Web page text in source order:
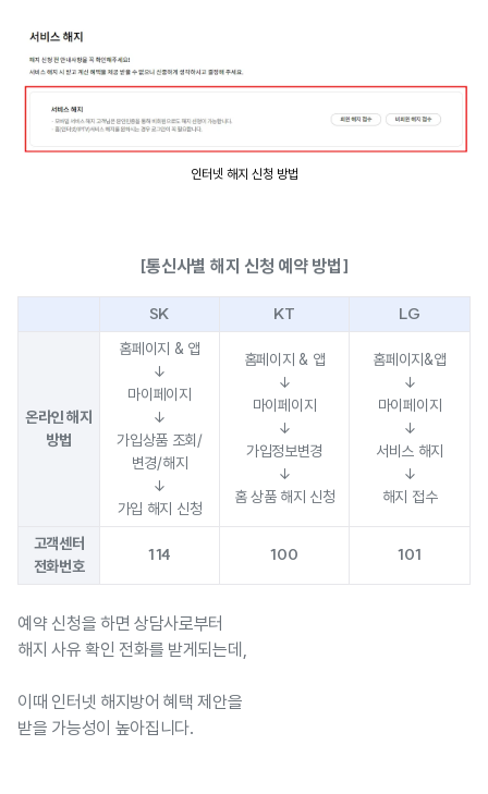
인터넷 해지 신청 방법
[통신사별 해지 신청 예약 방법]
SK KT LG
온라인 해지
방법
홈페이지 & 앱
↓
마이페이지
↓
가입상품 조회/
변경/해지
↓
가입 해지 신청
홈페이지 & 앱
↓
마이페이지
↓
가입정보변경
↓
홈 상품 해지 신청
홈페이지&앱
↓
마이페이지
↓
서비스 해지
↓
해지 접수
고객센터
전화번호
114 100 101
예약 신청을 하면 상담사로부터
해지 사유 확인 전화를 받게되는데,
이때 인터넷 해지방어 혜택 제안을
받을 가능성이 높아집니다.